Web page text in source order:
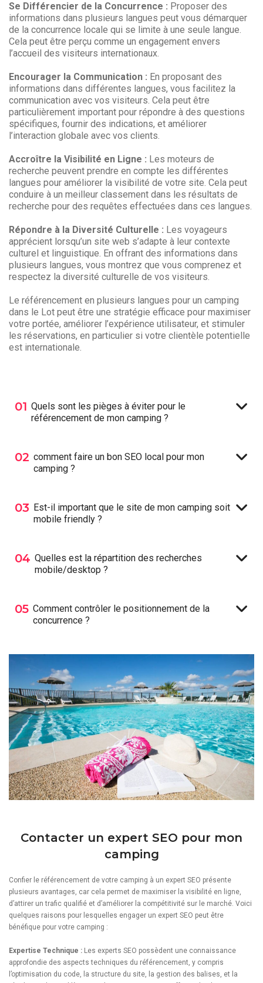
Se Différencier de la Concurrence : Proposer des
informations dans plusieurs langues peut vous démarquer
de la concurrence locale qui se limite à une seule langue.
Cela peut être perçu comme un engagement envers
l’accueil des visiteurs internationaux.
Encourager la Communication : En proposant des
informations dans différentes langues, vous facilitez la
communication avec vos visiteurs. Cela peut être
particulièrement important pour répondre à des questions
spécifiques, fournir des indications, et améliorer
l’interaction globale avec vos clients.
Accroître la Visibilité en Ligne : Les moteurs de
recherche peuvent prendre en compte les différentes
langues pour améliorer la visibilité de votre site. Cela peut
conduire à un meilleur classement dans les résultats de
recherche pour des requêtes effectuées dans ces langues.
Répondre à la Diversité Culturelle : Les voyageurs
apprécient lorsqu’un site web s’adapte à leur contexte
culturel et linguistique. En offrant des informations dans
plusieurs langues, vous montrez que vous comprenez et
respectez la diversité culturelle de vos visiteurs.
Le référencement en plusieurs langues pour un camping
dans le Lot peut être une stratégie efficace pour maximiser
votre portée, améliorer l’expérience utilisateur, et stimuler
les réservations, en particulier si votre clientèle potentielle
est internationale.
01 Quels sont les pièges à éviter pour le
référencement de mon camping ?
02 comment faire un bon SEO local pour mon
camping ?
03 Est-il important que le site de mon camping soit
mobile friendly ?
04 Quelles est la répartition des recherches
mobile/desktop ?
05 Comment contrôler le positionnement de la
concurrence ?
Contacter un expert SEO pour mon
camping
Confier le référencement de votre camping à un expert SEO présente
plusieurs avantages, car cela permet de maximiser la visibilité en ligne,
d’attirer un trafic qualifié et d’améliorer la compétitivité sur le marché. Voici
quelques raisons pour lesquelles engager un expert SEO peut être
bénéfique pour votre camping :
Expertise Technique : Les experts SEO possèdent une connaissance
approfondie des aspects techniques du référencement, y compris
l’optimisation du code, la structure du site, la gestion des balises, et la